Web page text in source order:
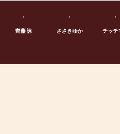
齊藤 詠 ささきゆか チッチ